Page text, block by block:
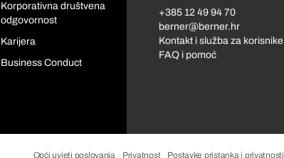
Korporativna društvena
odgovornost
Karijera
Business Conduct
+385 12 49 94 70
berner@berner.hr
Kontakt i služba za korisnike
FAQ i pomoć
Opći uvjeti poslovanja Privatnost Postavke pristanka i privatnosti